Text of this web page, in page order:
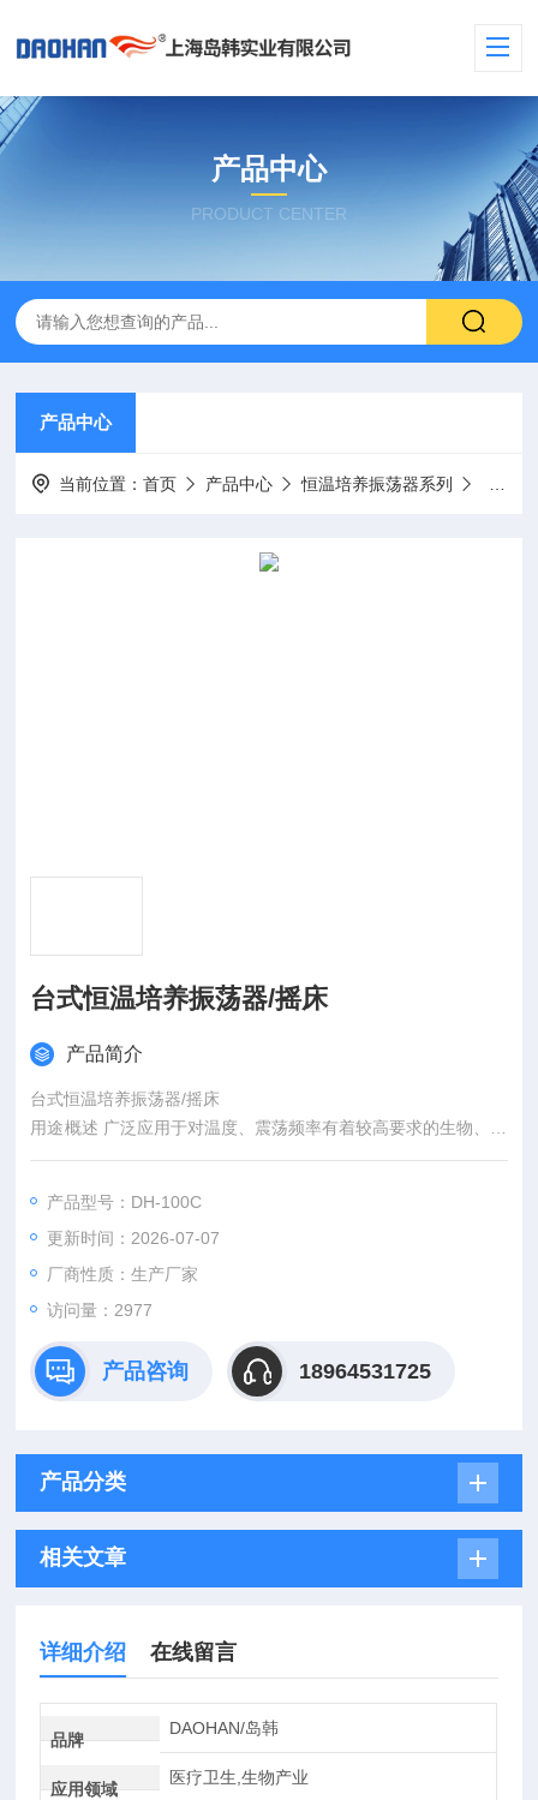
产品中心
PRODUCT CENTER
产品中心
当前位置：首页 产品中心 恒温培养振荡器系列
台式恒温培养振荡器/摇床
产品简介
台式恒温培养振荡器/摇床
用途概述 广泛应用于对温度、震荡频率有着较高要求的生物、化
学反应、细菌培养、发酵、杂交以及酶、细胞组织研究等，可对
子、医学、制药、食品、环保等研究、应用领域有着广泛而重要
的应用。
产品型号：DH-100C
更新时间：2026-07-07
厂商性质：生产厂家
访问量：2977
产品咨询 18964531725
产品分类
相关文章
详细介绍 在线留言
品牌
DAOHAN/岛韩
应用领域
医疗卫生,生物产业